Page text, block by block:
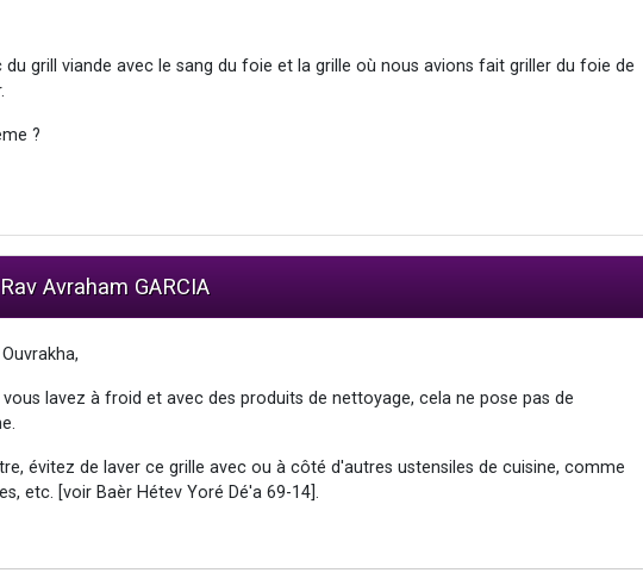
du grill viande avec le sang du foie et la grille où nous avions fait griller du foie de
?
Avraham GARCIA
vous lavez à froid et avec des produits de nettoyage, cela ne pose pas de
évitez de laver ce grille avec ou à côté d'autres ustensiles de cuisine, comme
etc. [voir Baèr Hétev Yoré Dé'a 69-14].